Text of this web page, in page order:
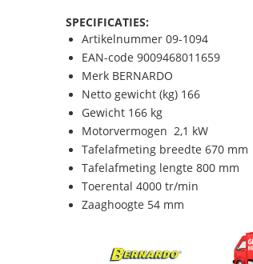
SPECIFICATIES:
Artikelnummer 09-1094
EAN-code 9009468011659
Merk BERNARDO
Netto gewicht (kg) 166
Gewicht 166 kg
Motorvermogen 2,1 kW
Tafelafmeting breedte 670 mm
Tafelafmeting lengte 800 mm
Toerental 4000 tr/min
Zaaghoogte 54 mm